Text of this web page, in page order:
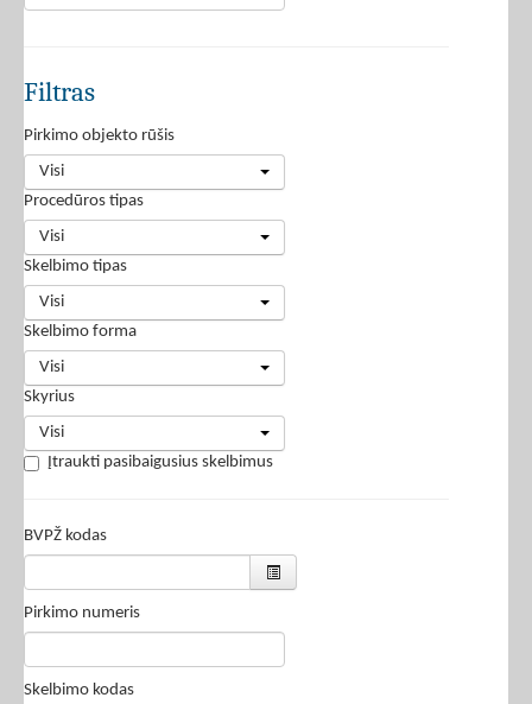
Filtras
Pirkimo objekto rūšis
Visi
Procedūros tipas
Visi
Skelbimo tipas
Visi
Skelbimo forma
Visi
Skyrius
Visi
Įtraukti pasibaigusius skelbimus
BVPŽ kodas
Pirkimo numeris
Skelbimo kodas